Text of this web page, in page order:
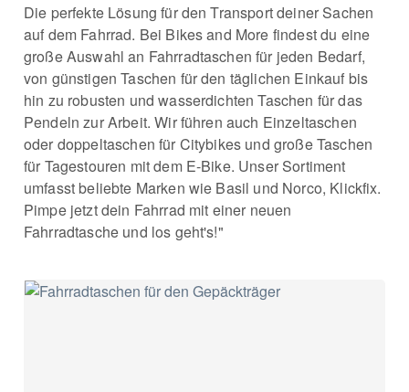
Die perfekte Lösung für den Transport deiner Sachen
auf dem Fahrrad. Bei Bikes and More findest du eine
große Auswahl an Fahrradtaschen für jeden Bedarf,
von günstigen Taschen für den täglichen Einkauf bis
hin zu robusten und wasserdichten Taschen für das
Pendeln zur Arbeit. Wir führen auch Einzeltaschen
oder doppeltaschen für Citybikes und große Taschen
für Tagestouren mit dem E-Bike. Unser Sortiment
umfasst beliebte Marken wie Basil und Norco, Klickfix.
Pimpe jetzt dein Fahrrad mit einer neuen
Fahrradtasche und los geht's!"